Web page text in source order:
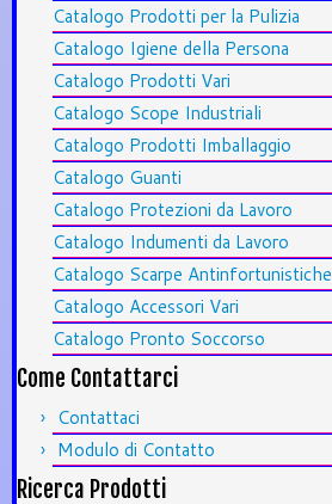
Catalogo Prodotti per la Pulizia
Catalogo Igiene della Persona
Catalogo Prodotti Vari
Catalogo Scope Industriali
Catalogo Prodotti Imballaggio
Catalogo Guanti
Catalogo Protezioni da Lavoro
Catalogo Indumenti da Lavoro
Catalogo Scarpe Antinfortunistiche
Catalogo Accessori Vari
Catalogo Pronto Soccorso
Come Contattarci
Contattaci
Modulo di Contatto
Ricerca Prodotti